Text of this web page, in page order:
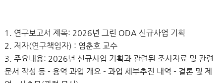
1. 연구보고서 제목: 2026년 그린 ODA 신규사업 기획
2. 저자(연구책임자) : 염춘호 교수
3. 주요내용: 2026년 신규사업 기획과 관련된 조사자료 및 관련
문서 작성 등 - 용역 과업 개요 - 과업 세부추진 내역 - 결론 및 제